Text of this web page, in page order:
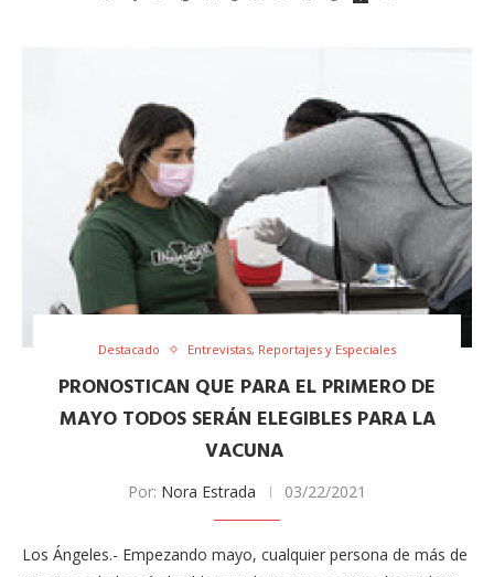
Destacado Entrevistas, Reportajes y Especiales
PRONOSTICAN QUE PARA EL PRIMERO DE
MAYO TODOS SERÁN ELEGIBLES PARA LA
VACUNA
Por: Nora Estrada 03/22/2021
Los Ángeles.- Empezando mayo, cualquier persona de más de